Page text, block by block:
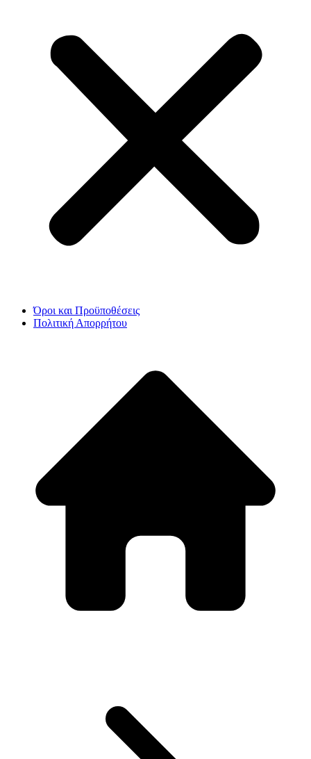
Όροι και Προϋποθέσεις
Πολιτική Απορρήτου